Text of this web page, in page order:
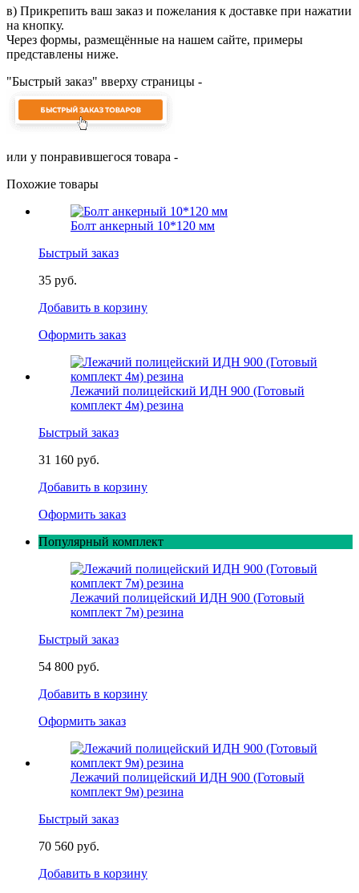
в) Прикрепить ваш заказ и пожелания к доставке при нажатии
на кнопку.
Через формы, размещённые на нашем сайте, примеры
представлены ниже.
"Быстрый заказ" вверху страницы -
или у понравившегося товара -
Похожие товары
Болт анкерный 10*120 мм
Быстрый заказ
35 руб.
Добавить в корзину
Оформить заказ
Лежачий полицейский ИДН 900 (Готовый
комплект 4м) резина
Быстрый заказ
31 160 руб.
Добавить в корзину
Оформить заказ
Популярный комплект
Лежачий полицейский ИДН 900 (Готовый
комплект 7м) резина
Быстрый заказ
54 800 руб.
Добавить в корзину
Оформить заказ
Лежачий полицейский ИДН 900 (Готовый
комплект 9м) резина
Быстрый заказ
70 560 руб.
Добавить в корзину